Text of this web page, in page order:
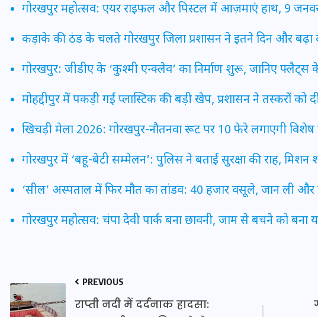
गोरखपुर महोत्सव: एयर राइफल और पिस्टल में आज़माएं हाथ, 9
कड़ाके की ठंड के चलते गोरखपुर जिला प्रशासन ने इतने दिन और बढ़ा
गोरखपुर: जीडीए के ‘कुश्मी एन्क्लेव’ का निर्माण शुरू, जानिए
मोहद्दीपुर में पकड़ी गई प्लास्टिक की बड़ी खेप, प्रशासन ने तस्करों को
खिचड़ी मेला 2026: गोरखपुर-नौतनवा रूट पर 10 फेरे लगाएगी विशेष
गोरखपुर में ‘बहू-बेटी सम्मेलन’: पुलिस ने बताई सुरक्षा की राह,
‘सील’ अस्पताल में फिर मौत का तांडव: 40 हजार वसूले, जान ली और
गोरखपुर महोत्सव: चंपा देवी पार्क बना छावनी, जाम से बचने को बना
PREVIOUS
राप्ती नदी में दर्दनाक हादसा:
मन के हारे हार है!
19 सितम्बर 2024